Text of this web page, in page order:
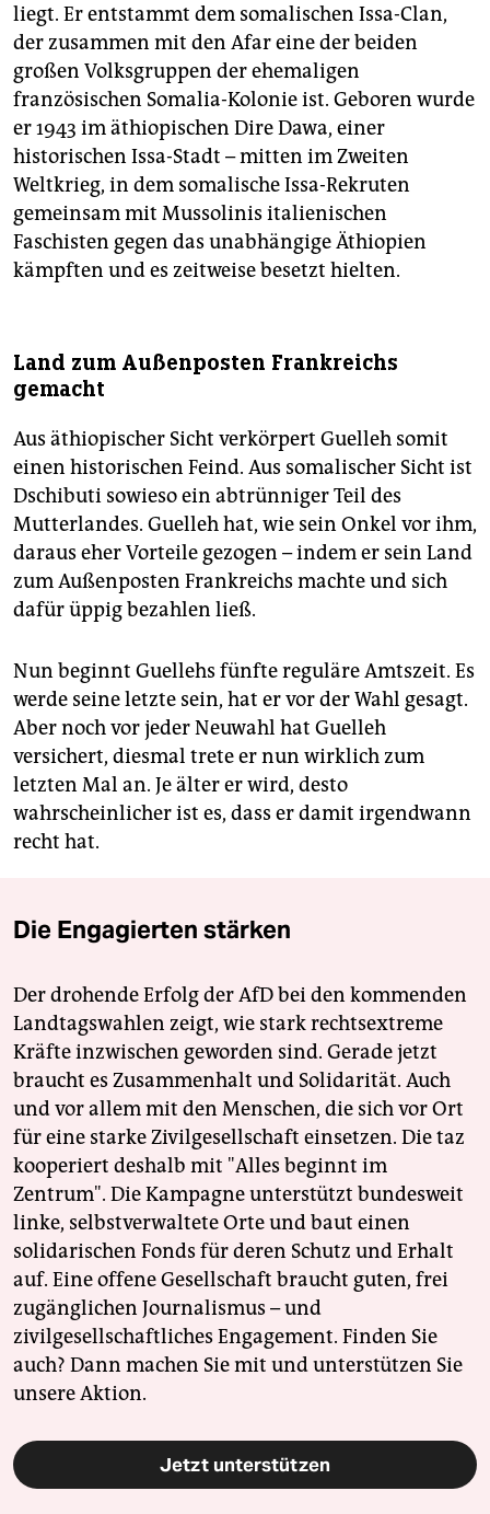
liegt. Er entstammt dem somalischen Issa-Clan,
der zusammen mit den Afar eine der beiden
großen Volksgruppen der ehemaligen
französischen Somalia-Kolonie ist. Geboren wurde
er 1943 im äthiopischen Dire Dawa, einer
historischen Issa-Stadt – mitten im Zweiten
Weltkrieg, in dem somalische Issa-Rekruten
gemeinsam mit Mussolinis italienischen
Faschisten gegen das unabhängige Äthiopien
kämpften und es zeitweise besetzt hielten.
Land zum Außenposten Frankreichs
gemacht
Aus äthiopischer Sicht verkörpert Guelleh somit
einen historischen Feind. Aus somalischer Sicht ist
Dschibuti sowieso ein abtrünniger Teil des
Mutterlandes. Guelleh hat, wie sein Onkel vor ihm,
daraus eher Vorteile gezogen – indem er sein Land
zum Außenposten Frankreichs machte und sich
dafür üppig bezahlen ließ.
Nun beginnt Guellehs fünfte reguläre Amtszeit. Es
werde seine letzte sein, hat er vor der Wahl gesagt.
Aber noch vor jeder Neuwahl hat Guelleh
versichert, diesmal trete er nun wirklich zum
letzten Mal an. Je älter er wird, desto
wahrscheinlicher ist es, dass er damit irgendwann
recht hat.
Die Engagierten stärken
Der drohende Erfolg der AfD bei den kommenden
Landtagswahlen zeigt, wie stark rechtsextreme
Kräfte inzwischen geworden sind. Gerade jetzt
braucht es Zusammenhalt und Solidarität. Auch
und vor allem mit den Menschen, die sich vor Ort
für eine starke Zivilgesellschaft einsetzen. Die taz
kooperiert deshalb mit "Alles beginnt im
Zentrum". Die Kampagne unterstützt bundesweit
linke, selbstverwaltete Orte und baut einen
solidarischen Fonds für deren Schutz und Erhalt
auf. Eine offene Gesellschaft braucht guten, frei
zugänglichen Journalismus – und
zivilgesellschaftliches Engagement. Finden Sie
auch? Dann machen Sie mit und unterstützen Sie
unsere Aktion.
Jetzt unterstützen